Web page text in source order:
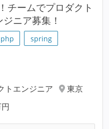
チームでプロダクト
ニア募集！
php
spring
トエンジニア
東京